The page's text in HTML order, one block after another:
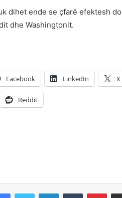
dihet ende se çfarë efektesh
dhe Washingtonit.
Facebook LinkedIn X
Reddit
FacebookTwitter LinkedInTumblr